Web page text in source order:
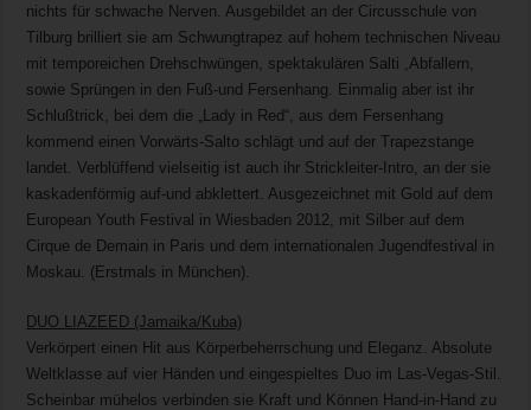
nichts für schwache Nerven. Ausgebildet an der Circusschule von
Tilburg brilliert sie am Schwungtrapez auf hohem technischen Niveau
mit temporeichen Drehschwüngen, spektakulären Salti ,Abfallern,
sowie Sprüngen in den Fuß-und Fersenhang. Einmalig aber ist ihr
Schlußtrick, bei dem die „Lady in Red“, aus dem Fersenhang
kommend einen Vorwärts-Salto schlägt und auf der Trapezstange
landet. Verblüffend vielseitig ist auch ihr Strickleiter-Intro, an der sie
kaskadenförmig auf-und abklettert. Ausgezeichnet mit Gold auf dem
European Youth Festival in Wiesbaden 2012, mit Silber auf dem
Cirque de Demain in Paris und dem internationalen Jugendfestival in
Moskau. (Erstmals in München).
DUO LIAZEED (Jamaika/Kuba)
Verkörpert einen Hit aus Körperbeherrschung und Eleganz. Absolute
Weltklasse auf vier Händen und eingespieltes Duo im Las-Vegas-Stil.
Scheinbar mühelos verbinden sie Kraft und Können Hand-in-Hand zu